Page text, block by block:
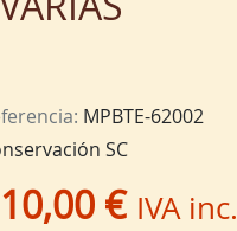
MPBTE-62002
SC
€ IVA inc.